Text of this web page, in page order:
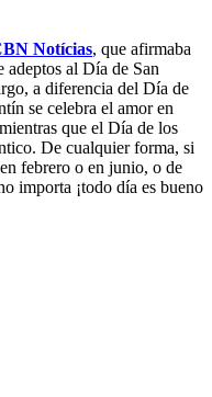
Notícias, que afirmaba
adeptos al Día de San
a diferencia del Día de
se celebra el amor en
que el Día de los
De cualquier forma, si
febrero o en junio, o de
importa ¡todo día es bueno